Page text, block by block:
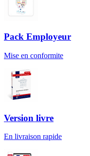
Pack Employeur
Mise en conformite
Version livre
En livraison rapide